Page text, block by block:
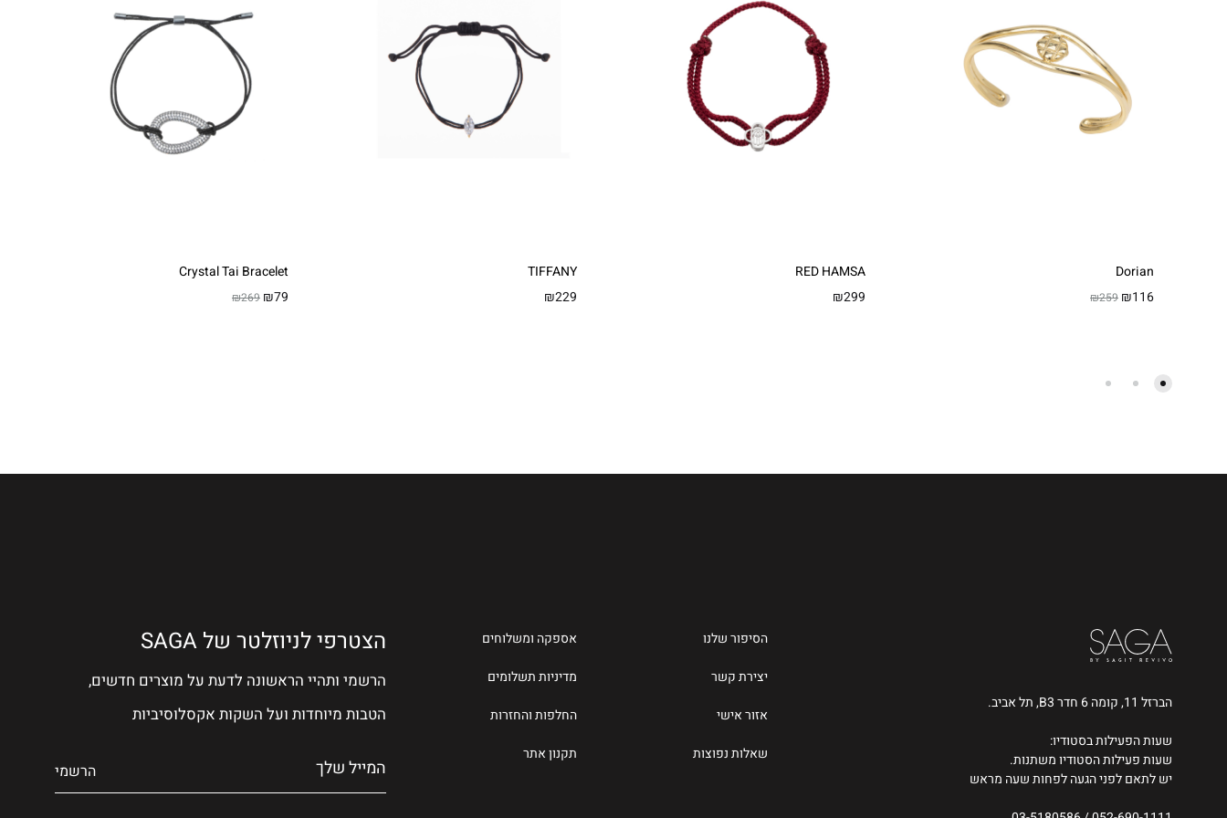
Dorian
₪116
₪259
RED HAMSA
₪299
TIFFANY
₪229
Crystal Tai Bracelet
₪79
₪269
הברזל 11, קומה 6 חדר B3, תל אביב.
שעות הפעילות בסטודיו:
שעות פעילות הסטודיו משתנות.
יש לתאם לפני הגעה לפחות שעה מראש
הסיפור שלנו
יצירת קשר
אזור אישי
שאלות נפוצות
אספקה ומשלוחים
מדיניות תשלומים
החלפות והחזרות
תקנון אתר
הצטרפי לניוזלטר של SAGA
הרשמי ותהיי הראשונה לדעת על מוצרים חדשים,
הטבות מיוחדות ועל השקות אקסלוסיביות